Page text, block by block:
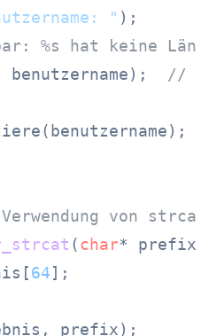
" );
%s hat keine
benutzername); //
von strcat
(char* prefix,
64];
prefix);